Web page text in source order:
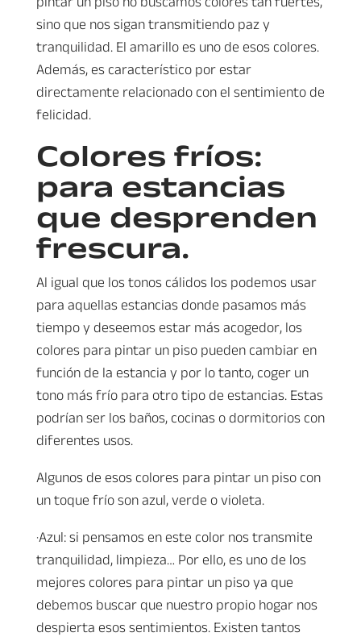
sino que nos sigan transmitiendo paz y
tranquilidad. El amarillo es uno de esos colores.
Además, es característico por estar
directamente relacionado con el sentimiento de
felicidad.
Colores fríos:
para estancias
que desprenden
frescura.
Al igual que los tonos cálidos los podemos usar
para aquellas estancias donde pasamos más
tiempo y deseemos estar más acogedor, los
colores para pintar un piso pueden cambiar en
función de la estancia y por lo tanto, coger un
tono más frío para otro tipo de estancias. Estas
podrían ser los baños, cocinas o dormitorios con
diferentes usos.
Algunos de esos colores para pintar un piso con
un toque frío son azul, verde o violeta.
·Azul: si pensamos en este color nos transmite
tranquilidad, limpieza… Por ello, es uno de los
mejores colores para pintar un piso ya que
debemos buscar que nuestro propio hogar nos
despierta esos sentimientos. Existen tantos